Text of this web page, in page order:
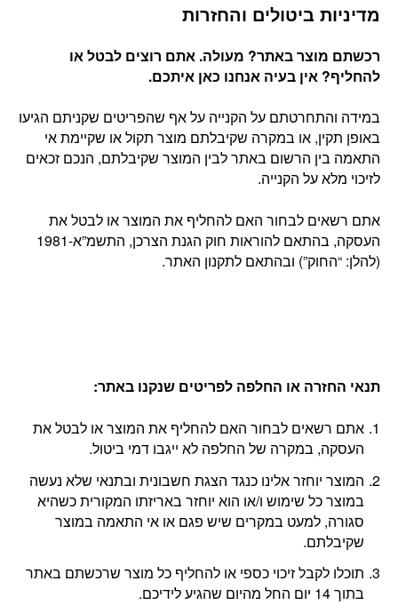
מדיניות ביטולים והחזרות
רכשתם מוצר באתר? מעולה. אתם רוצים לבטל או
להחליף? אין בעיה אנחנו כאן איתכם.
במידה והתחרטתם על הקנייה על אף שהפריטים שקניתם הגיעו
באופן תקין, או במקרה שקיבלתם מוצר תקול או שקיימת אי
התאמה בין הרשום באתר לבין המוצר שקיבלתם, הנכם זכאים
לזיכוי מלא על הקנייה.
אתם רשאים לבחור האם להחליף את המוצר או לבטל את
העסקה, בהתאם להוראות חוק הגנת הצרכן, התשמ”א-1981
(להלן: “החוק”) ובהתאם לתקנון האתר.
תנאי החזרה או החלפה לפריטים שנקנו באתר:
אתם רשאים לבחור האם להחליף את המוצר או לבטל את
העסקה, במקרה של החלפה לא ייגבו דמי ביטול.
המוצר יוחזר אלינו כנגד הצגת חשבונית ובתנאי שלא נעשה
במוצר כל שימוש ו/או הוא יוחזר באריזתו המקורית כשהיא
סגורה, למעט במקרים שיש פגם או אי התאמה במוצר
שקיבלתם.
תוכלו לקבל זיכוי כספי או להחליף כל מוצר שרכשתם באתר
בתוך 14 יום החל מהיום שהגיע לידיכם.